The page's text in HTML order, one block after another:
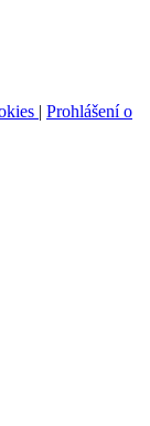
| Prohlášení o